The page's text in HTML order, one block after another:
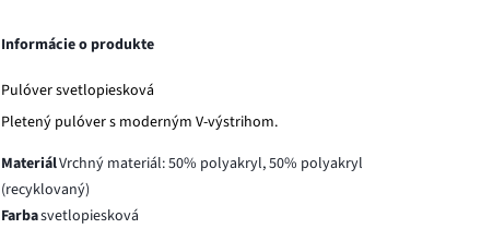
Informácie o produkte
Pulóver svetlopiesková
Pletený pulóver s moderným V-výstrihom.
MateriálVrchný materiál: 50% polyakryl, 50% polyakryl
(recyklovaný)
Farbasvetlopiesková